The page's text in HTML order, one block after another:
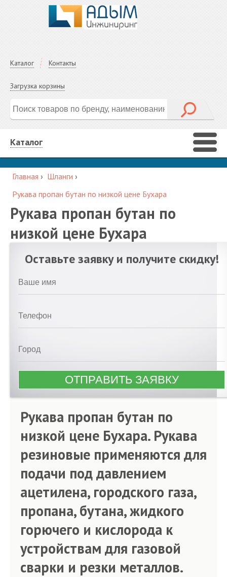
Каталог Контакты
Загрузка корзины
Каталог
Главная › Шланги ›
Рукава пропан бутан по низкой цене Бухара
Рукава пропан бутан по
низкой цене Бухара
Оставьте заявку и получите скидку!
Рукава пропан бутан по
низкой цене Бухара. Рукава
резиновые применяются для
подачи под давлением
ацетилена, городского газа,
пропана, бутана, жидкого
горючего и кислорода к
устройствам для газовой
сварки и резки металлов.